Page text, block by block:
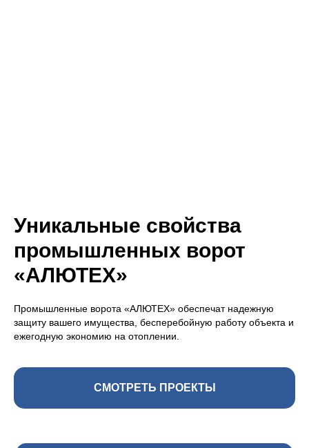
Уникальные свойства
промышленных ворот
«АЛЮТЕХ»
Промышленные ворота «АЛЮТЕХ» обеспечат надежную
защиту вашего имущества, бесперебойную работу объекта и
ежегодную экономию на отоплении.
СМОТРЕТЬ ПРОЕКТЫ